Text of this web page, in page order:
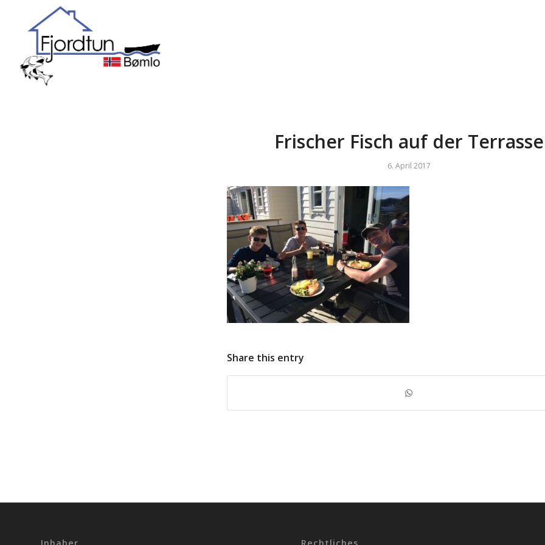
Frischer Fisch auf der Terrasse
6. April 2017
Share this entry
Inhaber Rechtliches